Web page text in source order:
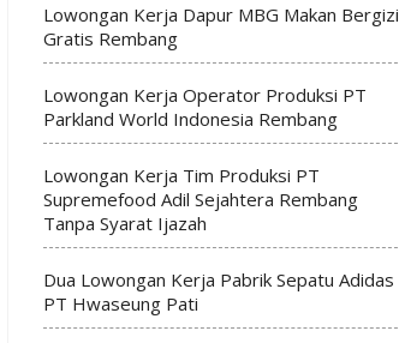
Lowongan Kerja Dapur MBG Makan Bergizi
Gratis Rembang
Lowongan Kerja Operator Produksi PT
Parkland World Indonesia Rembang
Lowongan Kerja Tim Produksi PT
Supremefood Adil Sejahtera Rembang
Tanpa Syarat Ijazah
Dua Lowongan Kerja Pabrik Sepatu Adidas
PT Hwaseung Pati